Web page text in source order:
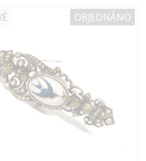
OBJEDNÁNO